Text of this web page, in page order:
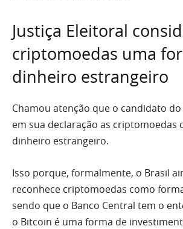
Justiça Eleitoral
criptomoedas uma
dinheiro estrangeiro
Chamou atenção que o candidato
em sua declaração as criptomoedas
dinheiro estrangeiro.
Isso porque, formalmente, o Brasil
reconhece criptomoedas como
sendo que o Banco Central tem o
o Bitcoin é uma forma de